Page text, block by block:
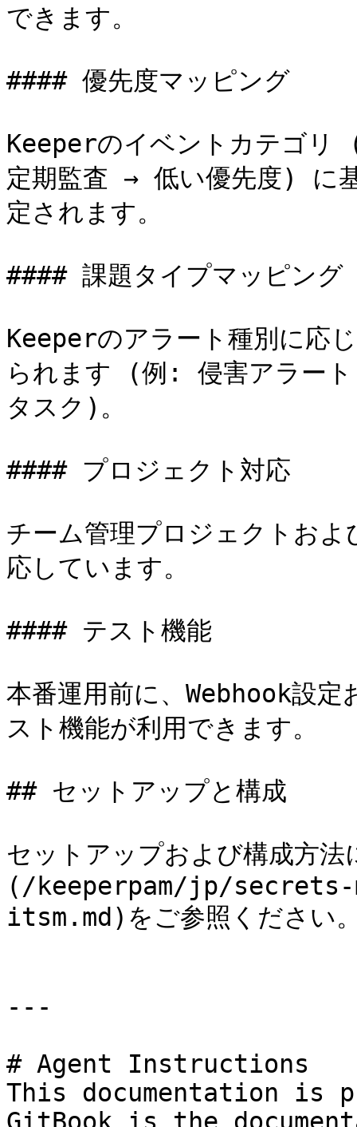
できます。
#### 優先度マッピング
Keeperのイベントカテゴ
定期監査 → 低い優先度) に
定されます。
#### 課題タイプマッピング
Keeperのアラート種別に応
られます (例: 侵害アラー
タスク)。
#### プロジェクト対応
チーム管理プロジェクトお
応しています。
#### テスト機能
本番運用前に、Webhook設
スト機能が利用できます。
## セットアップと構成
セットアップおよび構成方
(/keeperpam/jp/
itsm.md)をご参照ください
---
# Agent Instructions
This documentation is